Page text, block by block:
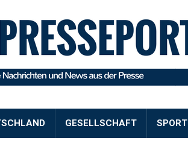
GESELLSCHAFT SPORT